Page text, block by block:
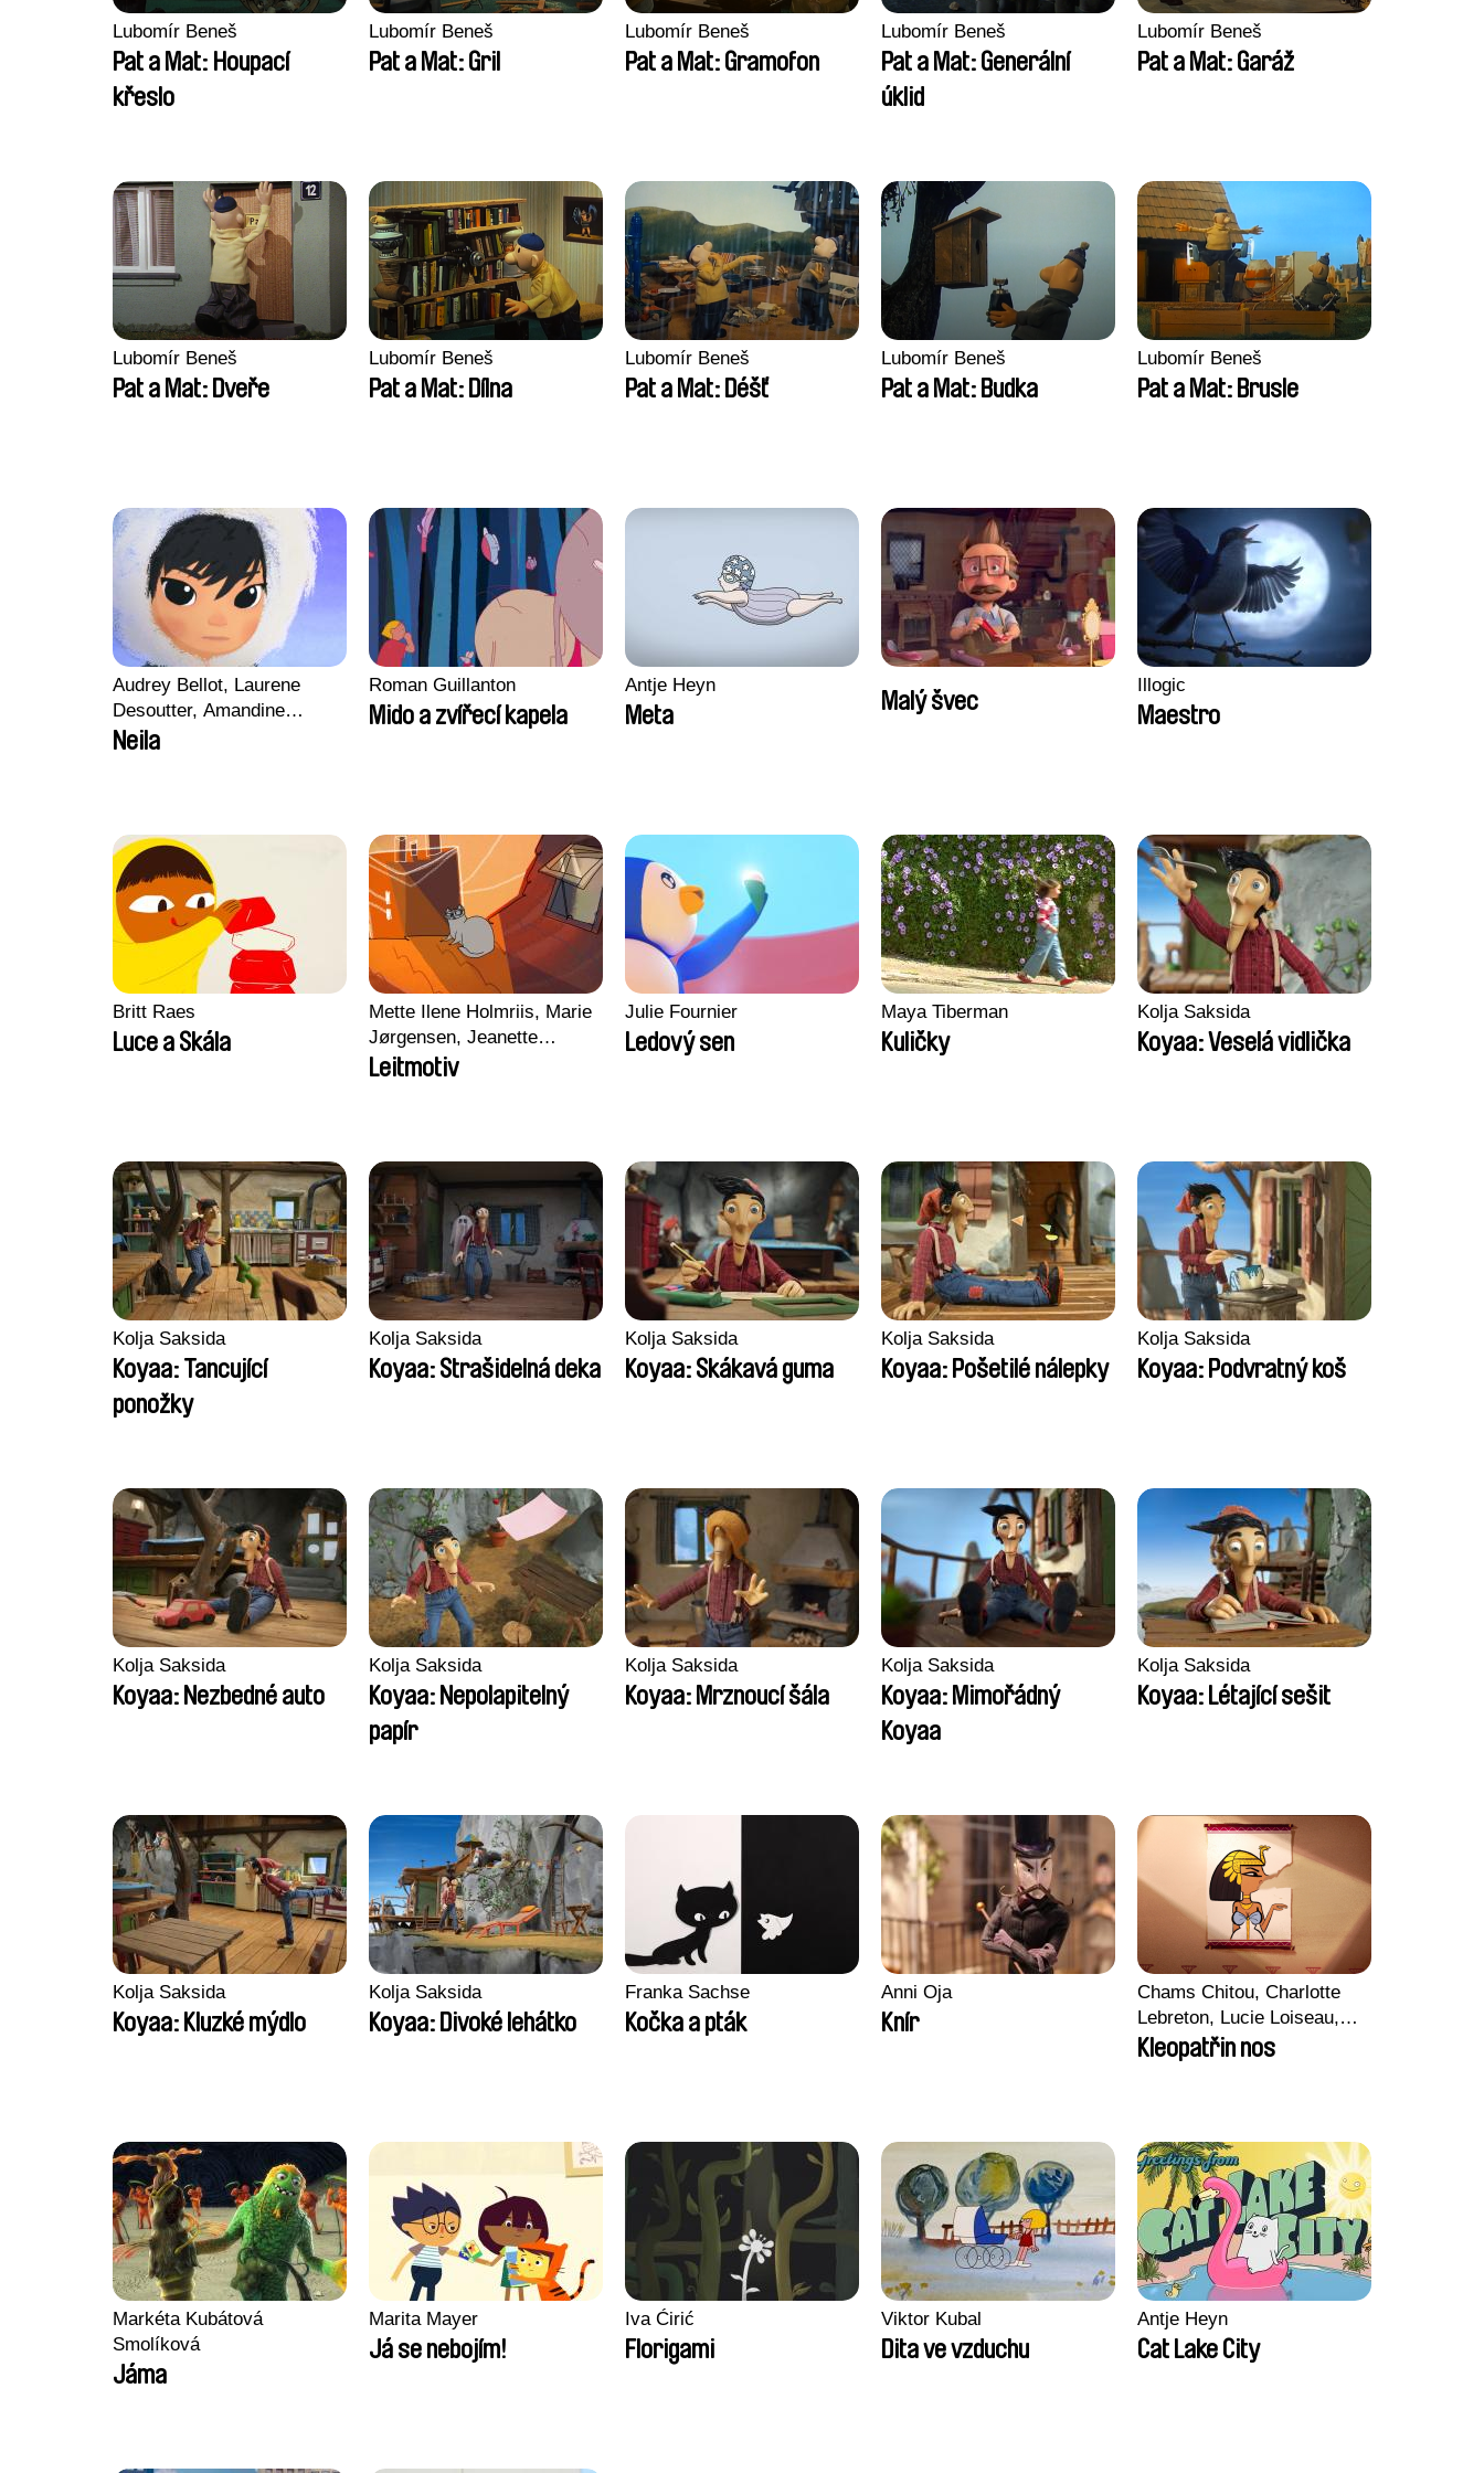
Lubomír Beneš
Pat a Mat: Houpací
křeslo
Lubomír Beneš
Pat a Mat: Gril
Lubomír Beneš
Pat a Mat: Gramofon
Lubomír Beneš
Pat a Mat: Generální
úklid
Lubomír Beneš
Pat a Mat: Garáž
Lubomír Beneš
Pat a Mat: Dveře
Lubomír Beneš
Pat a Mat: Dílna
Lubomír Beneš
Pat a Mat: Déšť
Lubomír Beneš
Pat a Mat: Budka
Lubomír Beneš
Pat a Mat: Brusle
Audrey Bellot, Laurene
Desoutter, Amandine
Fernandes, Ludivine
Neila
Roman Guillanton
Mido a zvířecí kapela
Antje Heyn
Meta
Malý švec
Illogic
Maestro
Britt Raes
Luce a Skála
Mette Ilene Holmriis, Marie
Jørgensen, Jeanette
Nørgaard, Marie Thorhauge
Leitmotiv
Julie Fournier
Ledový sen
Maya Tiberman
Kuličky
Kolja Saksida
Koyaa: Veselá vidlička
Kolja Saksida
Koyaa: Tancující
ponožky
Kolja Saksida
Koyaa: Strašidelná deka
Kolja Saksida
Koyaa: Skákavá guma
Kolja Saksida
Koyaa: Pošetilé nálepky
Kolja Saksida
Koyaa: Podvratný koš
Kolja Saksida
Koyaa: Nezbedné auto
Kolja Saksida
Koyaa: Nepolapitelný
papír
Kolja Saksida
Koyaa: Mrznoucí šála
Kolja Saksida
Koyaa: Mimořádný
Koyaa
Kolja Saksida
Koyaa: Létající sešit
Kolja Saksida
Koyaa: Kluzké mýdlo
Kolja Saksida
Koyaa: Divoké lehátko
Franka Sachse
Kočka a pták
Anni Oja
Knír
Chams Chitou, Charlotte
Lebreton, Lucie Loiseau,
Mikahel Meah, Maxime
Monier, Marc
Anthony Trefleze
Kleopatřin nos
Markéta Kubátová
Smolíková
Jáma
Marita Mayer
Já se nebojím!
Iva Ćirić
Florigami
Viktor Kubal
Dita ve vzduchu
Antje Heyn
Cat Lake City